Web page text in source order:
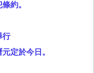
約。
行
定於今日。